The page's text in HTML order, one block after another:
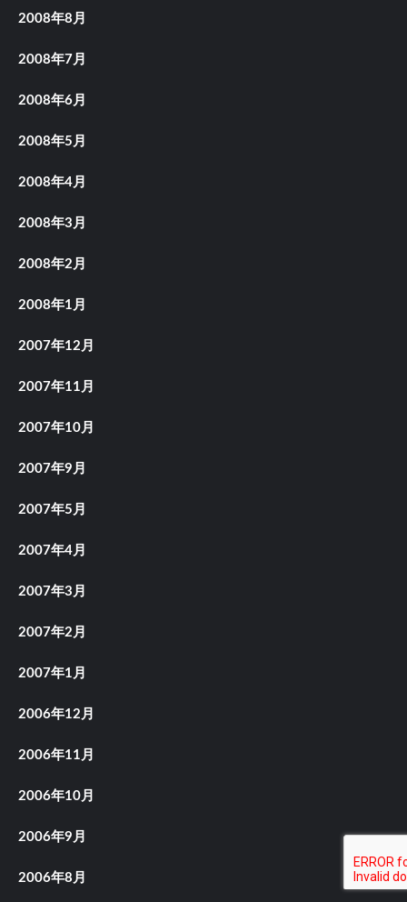
2008年8月
2008年7月
2008年6月
2008年5月
2008年4月
2008年3月
2008年2月
2008年1月
2007年12月
2007年11月
2007年10月
2007年9月
2007年5月
2007年4月
2007年3月
2007年2月
2007年1月
2006年12月
2006年11月
2006年10月
2006年9月
2006年8月